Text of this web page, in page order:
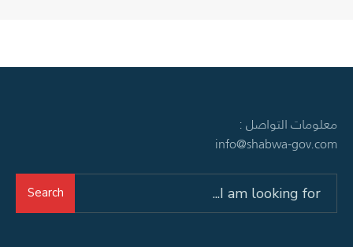
معلومات التواصل :
info@shabwa-gov.com
Search